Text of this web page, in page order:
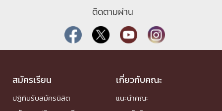
ติดตามผ่าน
สมัครเรียน
ปฏิทินรับสมัครนิสิต
เกี่ยวกับคณะ
แนะนำคณะ